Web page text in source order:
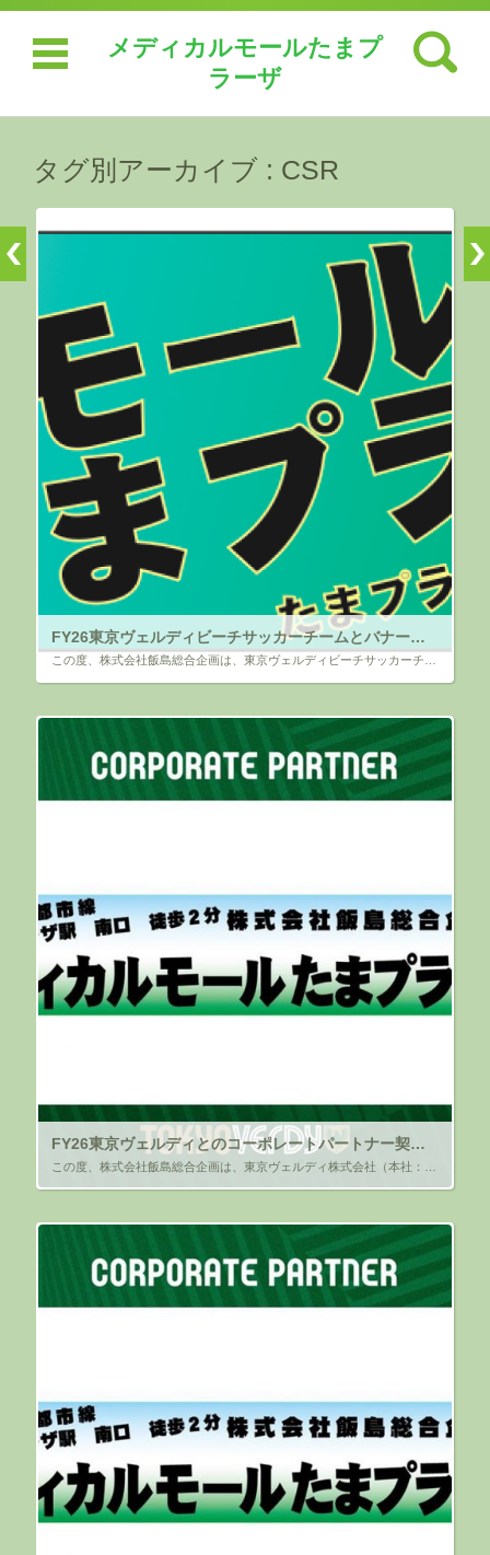
メディカルモールたまプ
ラーザ
検索:
コンテンツに移動
タグ別アーカイブ : CSR
FY26東京ヴェルディビーチサッカーチームとバナースポンサー契約のお知らせ
FY26東京ヴェルディとのコーポレートパートナー契約締結（継続）のお知らせ